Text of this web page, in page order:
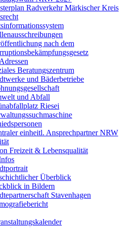
Radverkehr Märkischer Kreis
nach dem
Beratungszentrum
und Bäderbetriebe
und Abfall
Riesei
einheitl. Ansprechpartner NRW
Freizeit & Lebensqualität
Überblick
in Bildern
Stavenhagen